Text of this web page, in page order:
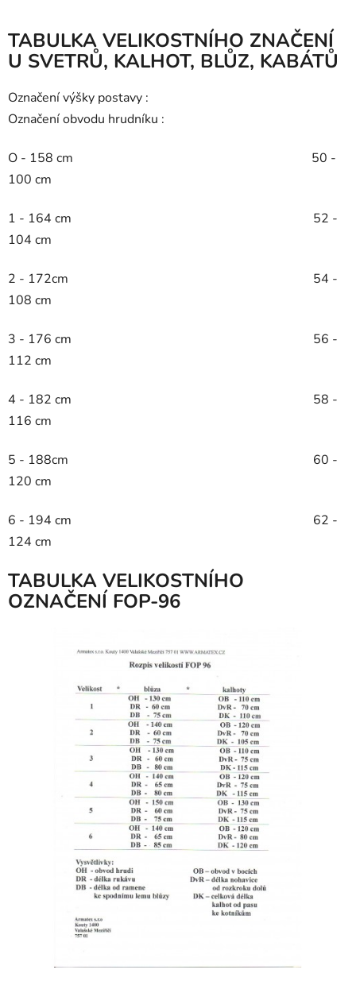
TABULKA VELIKOSTNÍHO ZNAČENÍ
U SVETRŮ, KALHOT, BLŮZ, KABÁTŮ
Označení výšky postavy :
Označení obvodu hrudníku :
O - 158 cm 50 -
100 cm
1 - 164 cm 52 -
104 cm
2 - 172cm 54 -
108 cm
3 - 176 cm 56 -
112 cm
4 - 182 cm 58 -
116 cm
5 - 188cm 60 -
120 cm
6 - 194 cm 62 -
124 cm
TABULKA VELIKOSTNÍHO
OZNAČENÍ FOP-96